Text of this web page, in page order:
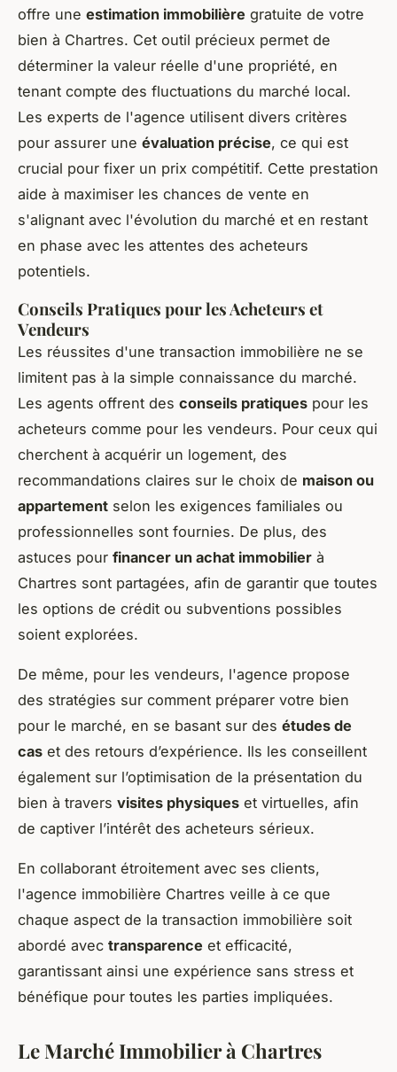
offre une estimation immobilière gratuite de votre
bien à Chartres. Cet outil précieux permet de
déterminer la valeur réelle d'une propriété, en
tenant compte des fluctuations du marché local.
Les experts de l'agence utilisent divers critères
pour assurer une évaluation précise, ce qui est
crucial pour fixer un prix compétitif. Cette prestation
aide à maximiser les chances de vente en
s'alignant avec l'évolution du marché et en restant
en phase avec les attentes des acheteurs
potentiels.
Conseils Pratiques pour les Acheteurs et
Vendeurs
Les réussites d'une transaction immobilière ne se
limitent pas à la simple connaissance du marché.
Les agents offrent des conseils pratiques pour les
acheteurs comme pour les vendeurs. Pour ceux qui
cherchent à acquérir un logement, des
recommandations claires sur le choix de maison ou
appartement selon les exigences familiales ou
professionnelles sont fournies. De plus, des
astuces pour financer un achat immobilier à
Chartres sont partagées, afin de garantir que toutes
les options de crédit ou subventions possibles
soient explorées.
De même, pour les vendeurs, l'agence propose
des stratégies sur comment préparer votre bien
pour le marché, en se basant sur des études de
cas et des retours d’expérience. Ils les conseillent
également sur l’optimisation de la présentation du
bien à travers visites physiques et virtuelles, afin
de captiver l’intérêt des acheteurs sérieux.
En collaborant étroitement avec ses clients,
l'agence immobilière Chartres veille à ce que
chaque aspect de la transaction immobilière soit
abordé avec transparence et efficacité,
garantissant ainsi une expérience sans stress et
bénéfique pour toutes les parties impliquées.
Le Marché Immobilier à Chartres